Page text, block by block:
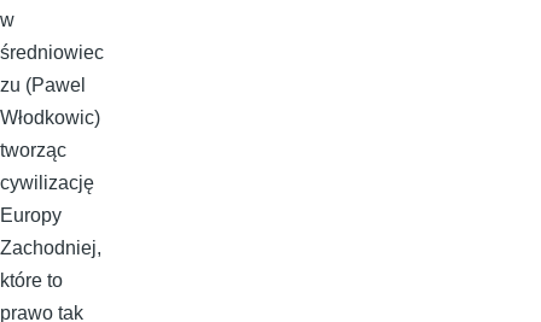
w
średniowiec
zu (Pawel
Włodkowic)
tworząc
cywilizację
Europy
Zachodniej,
które to
prawo tak